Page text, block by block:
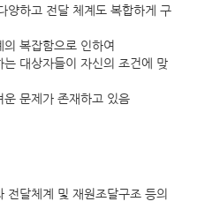
양하고 전달 체계도 복합하게 구
복잡함으로 인하여
대상자들이 자신의 조건에 맞
문제가 존재하고 있음
전달체계 및 재원조달구조 등의